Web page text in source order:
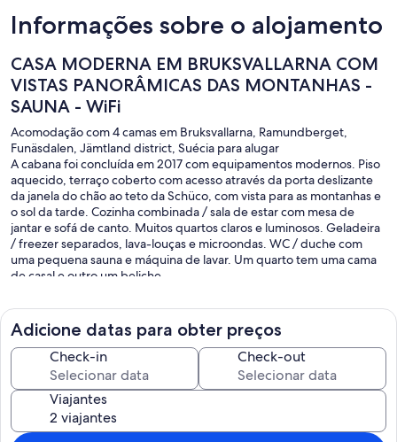
Informações sobre o alojamento
CASA MODERNA EM BRUKSVALLARNA COM
VISTAS PANORÂMICAS DAS MONTANHAS -
SAUNA - WiFi
Acomodação com 4 camas em Bruksvallarna, Ramundberget,
Funäsdalen, Jämtland district, Suécia para alugar
A cabana foi concluída em 2017 com equipamentos modernos. Piso
aquecido, terraço coberto com acesso através da porta deslizante
da janela do chão ao teto da Schüco, com vista para as montanhas e
o sol da tarde. Cozinha combinada / sala de estar com mesa de
jantar e sofá de canto. Muitos quartos claros e luminosos. Geladeira
/ freezer separados, lava-louças e microondas. WC / duche com
uma pequena sauna e máquina de lavar. Um quarto tem uma cama
de casal e outro um beliche.
por semana.
Adicione datas para obter preços
Check-in Check-out
Viajantes